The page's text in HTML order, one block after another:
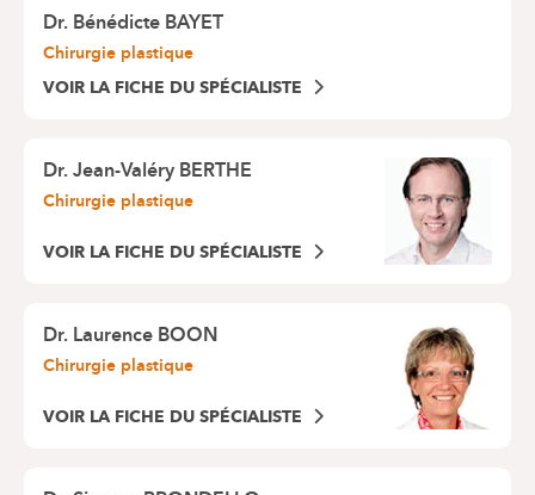
Dr.Bénédicte BAYET
Chirurgie plastique
VOIR LA FICHE DU SPÉCIALISTE
Dr.Jean-Valéry BERTHE
Chirurgie plastique
VOIR LA FICHE DU SPÉCIALISTE
Dr.Laurence BOON
Chirurgie plastique
VOIR LA FICHE DU SPÉCIALISTE